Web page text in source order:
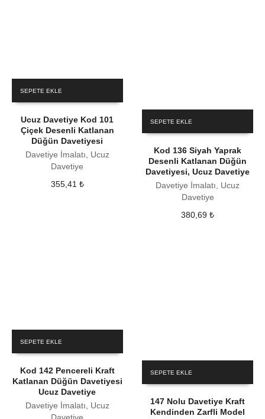
SEPETE EKLE
Ucuz Davetiye Kod 101
Çiçek Desenli Katlanan
Düğün Davetiyesi
Davetiye İmalatı, Ucuz
Davetiye
355,41 ₺
SEPETE EKLE
Kod 136 Siyah Yaprak
Desenli Katlanan Düğün
Davetiyesi, Ucuz Davetiye
Davetiye İmalatı, Ucuz
Davetiye
380,69₺
SEPETE EKLE
Kod 142 Pencereli Kraft
Katlanan Düğün Davetiyesi
Ucuz Davetiye
Davetiye İmalatı, Ucuz
SEPETE EKLE
147 Nolu Davetiye Kraft
Kendinden Zarfli Model